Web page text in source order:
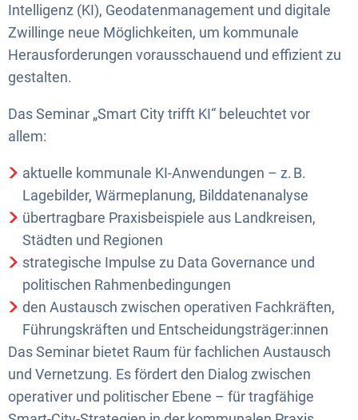
Intelligenz (KI), Geodatenmanagement und digitale
Zwillinge neue Möglichkeiten, um kommunale
Herausforderungen vorausschauend und effizient zu
gestalten.
Das Seminar „Smart City trifft KI“ beleuchtet vor
allem:
aktuelle kommunale KI-Anwendungen – z. B.
Lagebilder, Wärmeplanung, Bilddatenanalyse
übertragbare Praxisbeispiele aus Landkreisen,
Städten und Regionen
strategische Impulse zu Data Governance und
politischen Rahmenbedingungen
den Austausch zwischen operativen Fachkräften,
Führungskräften und Entscheidungsträger:innen
Das Seminar bietet Raum für fachlichen Austausch
und Vernetzung. Es fördert den Dialog zwischen
operativer und politischer Ebene – für tragfähige